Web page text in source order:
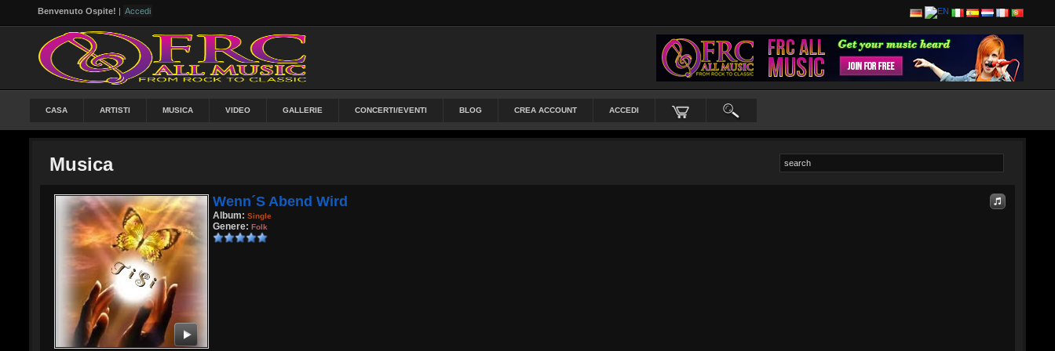
Benvenuto Ospite! | Accedi
CASA ARTISTI MUSICA VIDEO GALLERIE CONCERTI/EVENTI BLOG CREA ACCOUNT ACCEDI
Musica
Wenn´s Abend Wird
Album: Single
Genere: Folk